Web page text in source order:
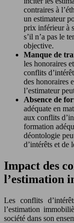
contraires à
un estimateur
prix inférieur à
s’il n’a pas le
objective.
Manque de
les honoraires
conflits
des honoraires
l’estimateur
Absence de
adéquate en
aux conflits
formation
déontologie
d’intérêts et de
Impact des
l’estimation
Les conflits
l’estimation
société dans son